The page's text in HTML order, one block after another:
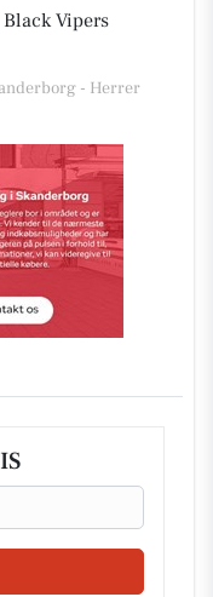
Vipers
- Herrer